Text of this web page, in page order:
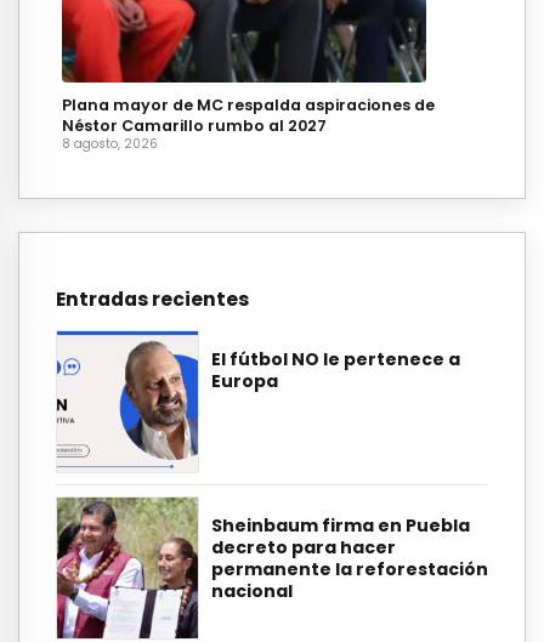
Plana mayor de MC respalda aspiraciones de
Néstor Camarillo rumbo al 2027
8 agosto, 2026
Entradas recientes
El fútbol NO le pertenece a
Europa
Sheinbaum firma en Puebla
decreto para hacer
permanente la reforestación
nacional